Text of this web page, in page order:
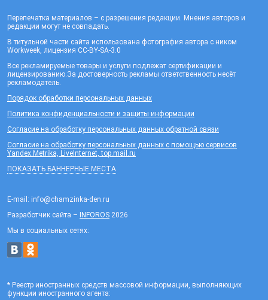
Перепечатка материалов – с разрешения редакции. Мнения авторов и
редакции могут не совпадать.
В титульной части сайта использована фотография автора с ником
Workweek, лицензия CC-BY-SA-3.0
Все рекламируемые товары и услуги подлежат сертификации и
лицензированию.За достоверность рекламы ответственность несёт
рекламодатель.
Порядок обработки персональных данных
Политика конфиденциальности и защиты информации
Согласие на обработку персональных данных обратной связи
Согласие на обработку персональных данных с помощью сервисов
Yandex.Metrika, LiveInternet, top.mail.ru
ПОКАЗАТЬ БАННЕРНЫЕ МЕСТА
E-mail: info@chamzinka-den.ru
Разработчик сайта –
INFOROS 2026
Мы в социальных сетях:
* Реестр иностранных средств массовой информации, выполняющих
функции иностранного агента: